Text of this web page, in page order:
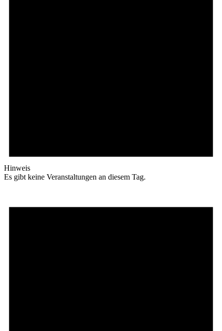
Hinweis
Es gibt keine Veranstaltungen an diesem Tag.